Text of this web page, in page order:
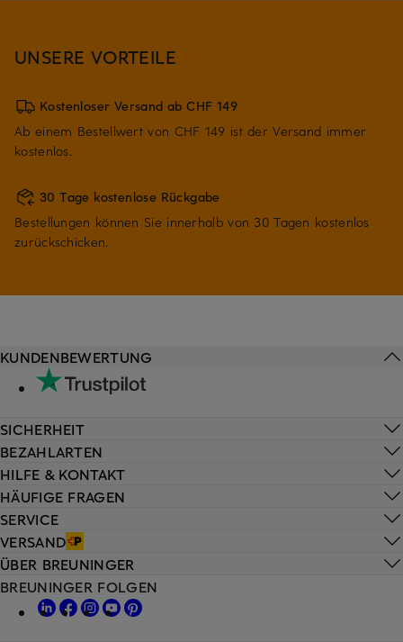
UNSERE VORTEILE
Kostenloser Versand ab CHF 149
Ab einem Bestellwert von CHF 149 ist der Versand immer
kostenlos.
30 Tage kostenlose Rückgabe
Bestellungen können Sie innerhalb von 30 Tagen kostenlos
zurückschicken.
HILFE & KONTAKT
HÄUFIGE FRAGEN
SERVICE
VERSAND
KUNDENBEWERTUNG
SICHERHEIT
BEZAHLARTEN
ÜBER BREUNINGER
BREUNINGER FOLGEN